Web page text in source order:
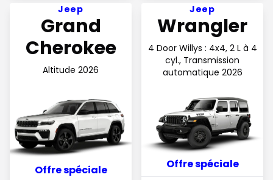
Voir l'offre 273.27$ par semaine en financement
Jeep
Grand
Cherokee
Altitude 2026
Offre spéciale
Voir l'offre 216$ par
Jeep
Wrangler
4 Door Willys : 4x4, 2 L à 4
cyl., Transmission
automatique 2026
Offre spéciale